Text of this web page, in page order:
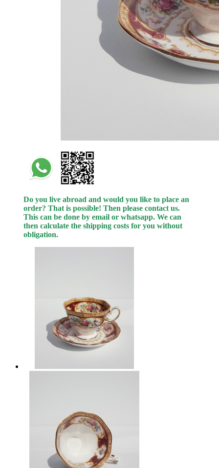
Do you live abroad and would you like to place an
order? That is possible! Then please contact us.
This can be done by email or whatsapp. We can
then calculate the shipping costs for you without
obligation.